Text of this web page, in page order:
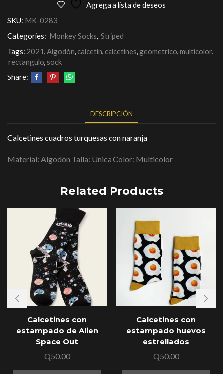
Agrega a lista de deseos
SKU: MK-0283
Categories: Monkey Socks, Striped
Tags: 2021,Algodón, calcetin, calcetines,geometrico,multicolor,
rectangulo, sock
Share:
DESCRIPCIÓN
Calcetines cuadros turquesas con naranja
Material: Algodón Talla: Unica Color: Multicolor
Related Products
Calcetines con
estampado de Alien
Space Out
Q50.00
Calcetines con
estampado huevos
estrellados
Q50.00